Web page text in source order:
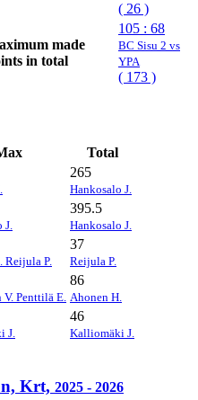
( 26 )
made
in total
105 : 68
BC Sisu 2 vs
YPA
( 173 )
Total
265
Hankosalo J.
J.
395.5
Hankosalo J.
Reijula P.
37
Reijula P.
V. Penttilä E.
86
Ahonen H.
J.
46
Kalliomäki J.
Krt, 2025 - 2026